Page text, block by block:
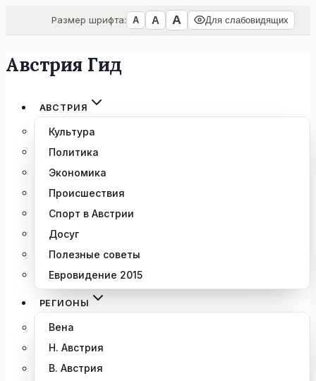
Размер шрифта: А А А Для слабовидящих
Перейти
содержимому
Австрия Гид
АВСТРИЯ
Культура
Политика
Экономика
Происшествия
Спорт в Австрии
Досуг
Полезные советы
Евровидение 2015
РЕГИОНЫ
Вена
Н. Австрия
В. Австрия